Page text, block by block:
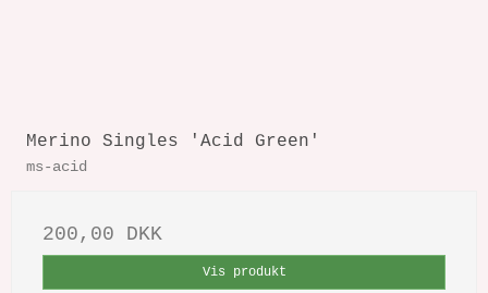
Merino Singles 'Acid Green'
ms-acid
200,00 DKK
Vis produkt